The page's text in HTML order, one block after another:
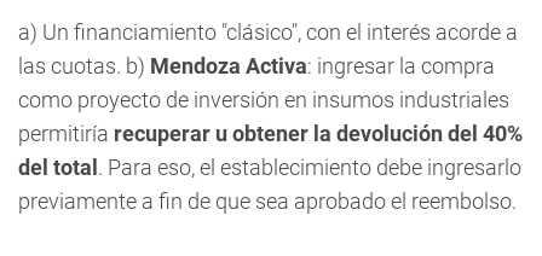
a) Un financiamiento "clásico", con el interés acorde a
las cuotas. b) Mendoza Activa: ingresar la compra
como proyecto de inversión en insumos industriales
permitiría recuperar u obtener la devolución del 40%
del total . Para eso, el establecimiento debe ingresarlo
previamente a fin de que sea aprobado el reembolso.